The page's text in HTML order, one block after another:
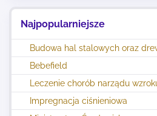
Najpopularniejsze
Budowa hal stalowych oraz
Bebefield
Leczenie chorób narządu
Impregnacja ciśnieniowa